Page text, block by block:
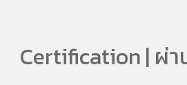
Certification | ผ่